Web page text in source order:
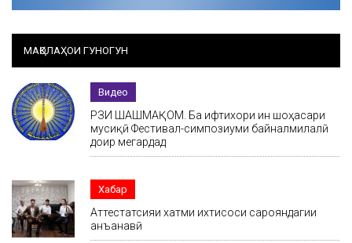
МАҚОЛАҲОИ ГУНОГУН
Видео
РӮЗИ ШАШМАҚОМ. Ба ифтихори ин шоҳасари
мусиқӣ Фестивал-симпозиуми байналмилалӣ
доир мегардад
Хабар
Аттестатсияи хатми ихтисоси сарояндагии
анъанавӣ